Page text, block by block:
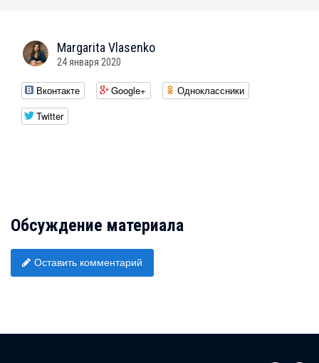
Margarita Vlasenko
24 января 2020
Вконтакте Google+
Одноклассники
Twitter
Обсуждение материала
Оставить комментарий